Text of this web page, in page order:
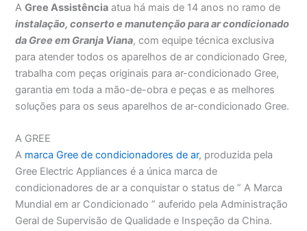
AGree Assistência atua há mais de 14 anos no ramo de
instalação, conserto e manutenção para ar condicionado
da Gree em Granja Viana, com equipe técnica exclusiva
para atender todos os aparelhos de ar condicionado Gree,
trabalha com peças originais para ar-condicionado Gree,
garantia em toda a mão-de-obra e peças e as melhores
soluções para os seus aparelhos de ar-condicionado Gree.
A GREE
A marca Gree de condicionadores de ar, produzida pela
Gree Electric Appliances é a única marca de
condicionadores de ar a conquistar o status de ” A Marca
Mundial em ar Condicionado ” auferido pela Administração
Geral de Supervisão de Qualidade e Inspeção da China.